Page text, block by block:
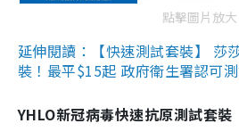
點擊圖片放大
延伸閱讀：【快速測試套裝】 莎
裝！最平$15起 政府衛生署認可
YHLO新冠病毒快速抗原測試套裝